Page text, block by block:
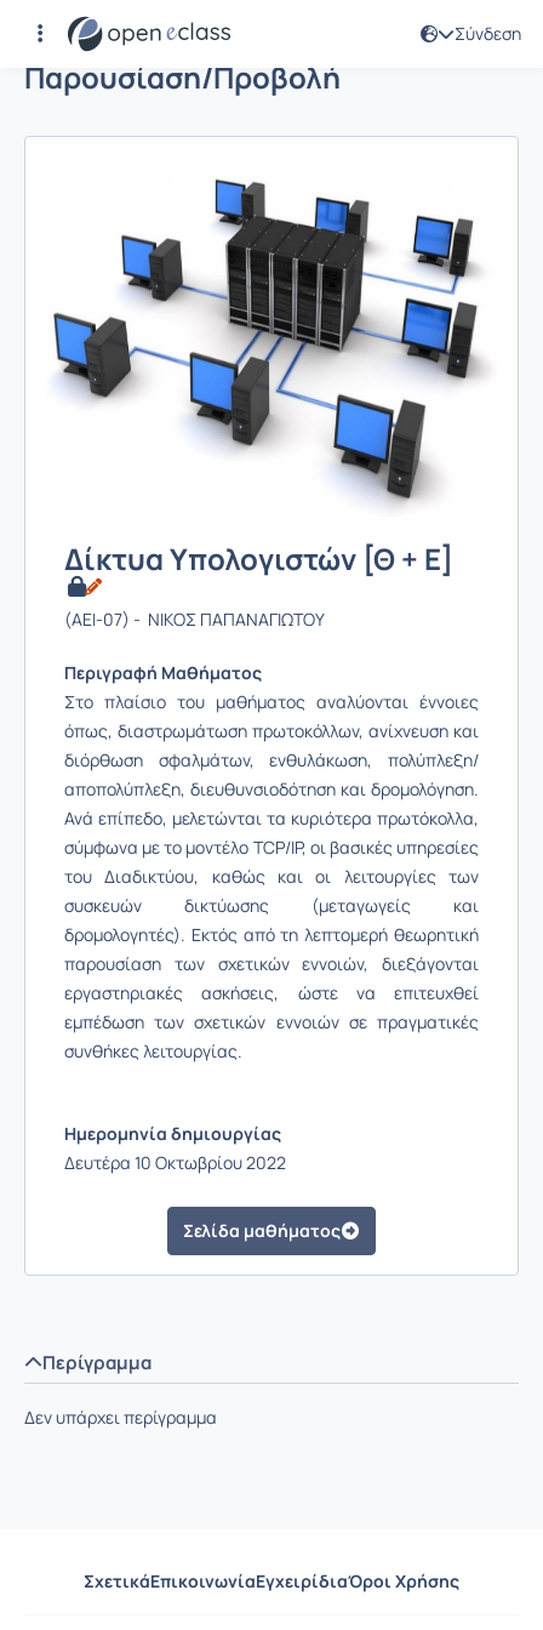
Σύνδεση
Παρουσίαση/Προβολή
Δίκτυα Υπολογιστών [Θ + Ε]
(AEI-07) - ΝΙΚΟΣ ΠΑΠΑΝΑΓΙΩΤΟΥ
Περιγραφή Μαθήματος
Στο πλαίσιο του μαθήματος αναλύονται έννοιες
όπως, διαστρωμάτωση πρωτοκόλλων, ανίχνευση και
διόρθωση σφαλμάτων, ενθυλάκωση, πολύπλεξη/
αποπολύπλεξη, διευθυνσιοδότηση και δρομολόγηση.
Ανά επίπεδο, μελετώνται τα κυριότερα πρωτόκολλα,
σύμφωνα με το μοντέλο TCP/IP, οι βασικές υπηρεσίες
του Διαδικτύου, καθώς και οι λειτουργίες των
συσκευών δικτύωσης (μεταγωγείς και
δρομολογητές). Εκτός από τη λεπτομερή θεωρητική
παρουσίαση των σχετικών εννοιών, διεξάγονται
εργαστηριακές ασκήσεις, ώστε να επιτευχθεί
εμπέδωση των σχετικών εννοιών σε πραγματικές
συνθήκες λειτουργίας.
Ημερομηνία δημιουργίας
Δευτέρα 10 Οκτωβρίου 2022
Σελίδα μαθήματος
Περίγραμμα
Δεν υπάρχει περίγραμμα
ΣχετικάΕπικοινωνίαΕγχειρίδιαΌροι Χρήσης